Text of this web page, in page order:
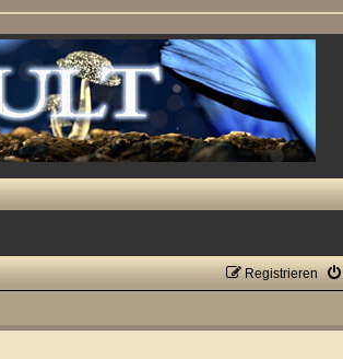
Registrieren